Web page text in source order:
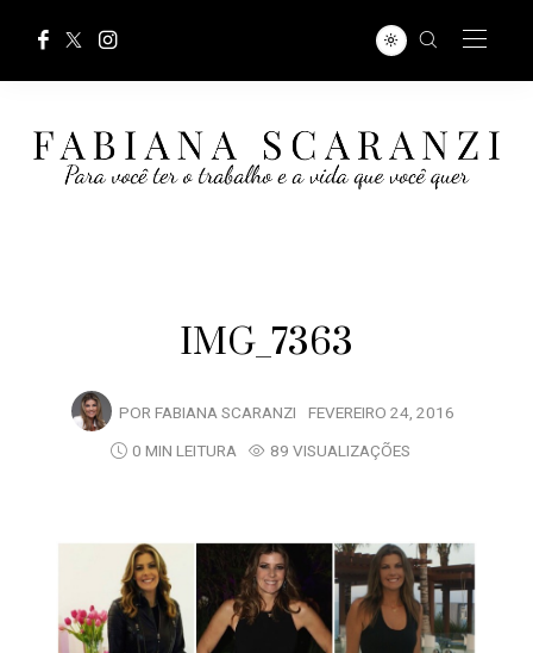
IMG_7363
POR FABIANA SCARANZI FEVEREIRO 24, 2016
0 MIN LEITURA
89 VISUALIZAÇÕES